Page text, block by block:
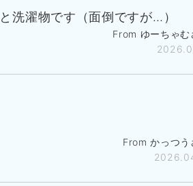
洗濯物です（面倒ですが…）
From ゆーちゃむ
From かっつう